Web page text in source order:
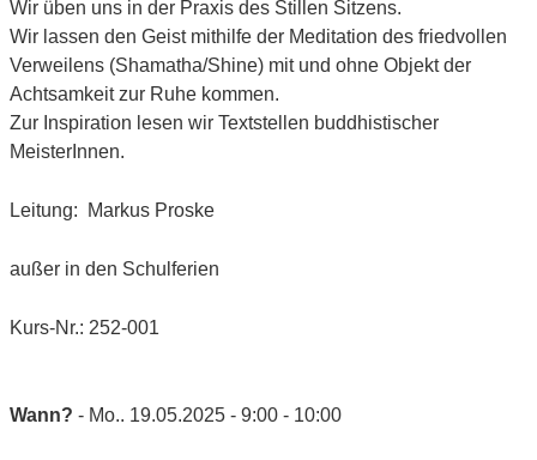
Wir üben uns in der Praxis des Stillen Sitzens.
Wir lassen den Geist mithilfe der Meditation des friedvollen
Verweilens (Shamatha/Shine) mit und ohne Objekt der
Achtsamkeit zur Ruhe kommen.
Zur Inspiration lesen wir Textstellen buddhistischer
MeisterInnen.
Leitung: Markus Proske
außer in den Schulferien
Kurs-Nr.: 252-001
Wann? - Mo.. 19.05.2025 - 9:00 - 10:00